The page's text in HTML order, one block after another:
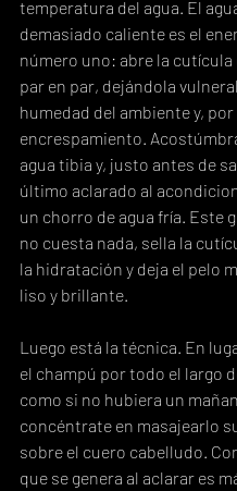
temperatura del agua. El
demasiado caliente es el
número uno: abre la cutícula
par en par, dejándola
humedad del ambiente y,
encrespamiento.
agua tibia y, justo antes de
último aclarado al
un chorro de agua fría. Este
no cuesta nada, sella la
la hidratación y deja el pelo
liso y brillante.
Luego está la técnica. En
el champú por todo el largo
como si no hubiera un
concéntrate en masajearlo
sobre el cuero cabelludo.
que se genera al aclarar es